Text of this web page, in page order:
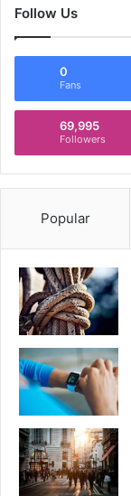
Follow Us
0
Fans
69,995
Followers
Popular